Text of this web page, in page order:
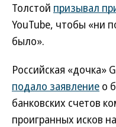
Толстой призывал
YouTube, чтобы «ни
было».
Российская «дочка»
подало заявление о
банковских счетов
проигранных исков